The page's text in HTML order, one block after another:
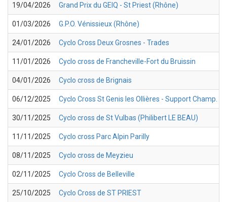
19/04/2026 Grand Prix du GEIQ - St Priest (Rhône)
01/03/2026 G.P.O. Vénissieux (Rhône)
24/01/2026 Cyclo Cross Deux Grosnes - Trades
11/01/2026 Cyclo cross de Francheville-Fort du Bruissin
04/01/2026 Cyclo cross de Brignais
06/12/2025 Cyclo Cross St Genis les Ollières - Support Champ.
30/11/2025 Cyclo cross de St Vulbas (Philibert LE BEAU)
11/11/2025 Cyclo cross Parc Alpin Parilly
08/11/2025 Cyclo cross de Meyzieu
02/11/2025 Cyclo Cross de Belleville
25/10/2025 Cyclo Cross de ST PRIEST